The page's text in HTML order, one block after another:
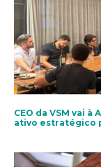
CEO da VSM vai
ativo estratégico